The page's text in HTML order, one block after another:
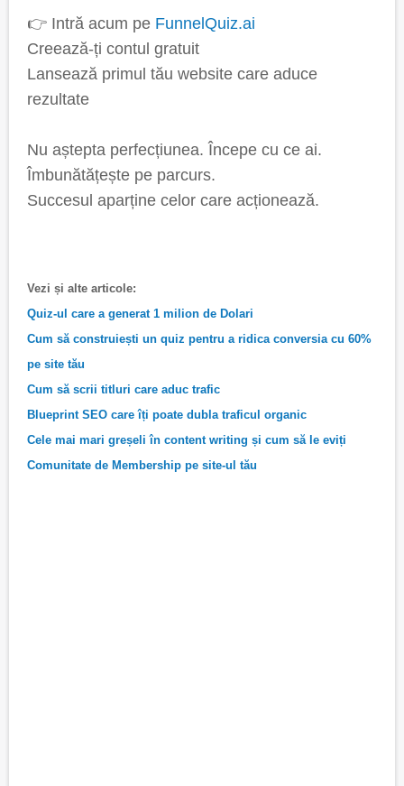
👉 Intră acum pe FunnelQuiz.ai
Creează-ți contul gratuit
Lansează primul tău website care aduce
rezultate
Nu aștepta perfecțiunea. Începe cu ce ai.
Îmbunătățește pe parcurs.
Succesul aparține celor care acționează.
Vezi și alte articole:
Quiz-ul care a generat 1 milion de Dolari
Cum să construiești un quiz pentru a ridica conversia cu 60%
pe site tău
Cum să scrii titluri care aduc trafic
Blueprint SEO care îți poate dubla traficul organic
Cele mai mari greșeli în content writing și cum să le eviți
Comunitate de Membership pe site-ul tău